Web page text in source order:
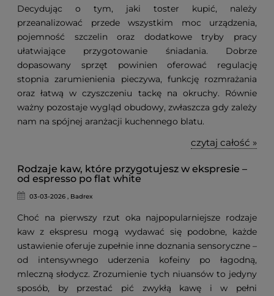
Decydując o tym, jaki toster kupić, należy
przeanalizować przede wszystkim moc urządzenia,
pojemność szczelin oraz dodatkowe tryby pracy
ułatwiające przygotowanie śniadania. Dobrze
dopasowany sprzęt powinien oferować regulację
stopnia zarumienienia pieczywa, funkcję rozmrażania
oraz łatwą w czyszczeniu tackę na okruchy. Równie
ważny pozostaje wygląd obudowy, zwłaszcza gdy zależy
nam na spójnej aranżacji kuchennego blatu.
czytaj całość »
Rodzaje kaw, które przygotujesz w ekspresie –
od espresso po flat white
03-03-2026 , Badrex
Choć na pierwszy rzut oka najpopularniejsze rodzaje
kaw z ekspresu mogą wydawać się podobne, każde
ustawienie oferuje zupełnie inne doznania sensoryczne –
od intensywnego uderzenia kofeiny po łagodną,
mleczną słodycz. Zrozumienie tych niuansów to jedyny
sposób, by przestać pić zwykłą kawę i w pełni